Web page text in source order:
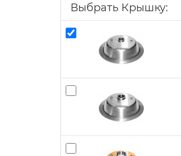
Выбрать Крышку: